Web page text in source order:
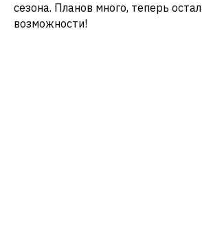
сезона. Планов много, теперь
возможности!